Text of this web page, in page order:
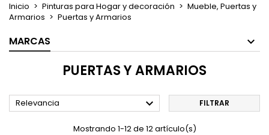
Inicio Pinturas para Hogar y decoración
Mueble, Puertas y
Armarios
Puertas y Armarios
MARCAS
PUERTAS Y ARMARIOS
Relevancia  FILTRAR
Mostrando 1-12 de 12 artículo(s)